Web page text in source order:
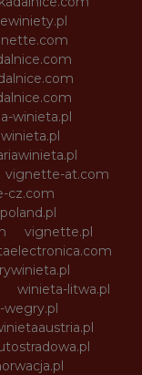
winieta.pl
vignette-at.com
cz.com
vignette.pl
winieta-litwa.pl
wegry.pl